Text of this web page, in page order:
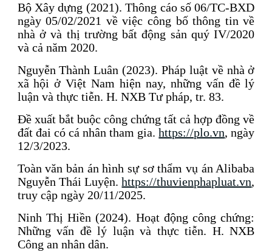
Bộ Xây dựng (2021). Thông cáo số 06/TC-BXD
ngày 05/02/2021 về việc công bố thông tin về
nhà ở và thị trường bất động sản quý IV/2020
và cả năm 2020.
Nguyễn Thành Luân (2023). Pháp luật về nhà ở
xã hội ở Việt Nam hiện nay, những vấn đề lý
luận và thực tiễn. H. NXB Tư pháp, tr. 83.
Đề xuất bắt buộc công chứng tất cả hợp đồng về
đất đai có cá nhân tham gia.https://plo.vn, ngày
12/3/2023.
Toàn văn bản án hình sự sơ thẩm vụ án Alibaba
Nguyễn Thái Luyện.https://thuvienphapluat.vn,
truy cập ngày 20/11/2025.
Ninh Thị Hiền (2024). Hoạt động công chứng:
Những vấn đề lý luận và thực tiễn. H. NXB
Công an nhân dân.